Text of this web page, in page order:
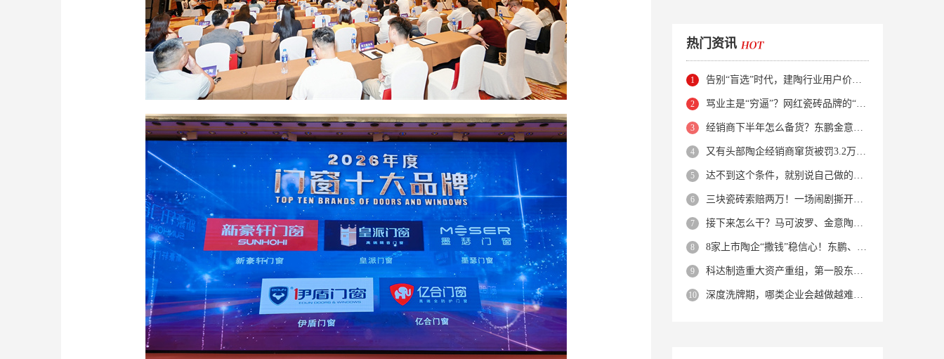
热门资讯
告别“盲选”时代，建陶行业用户价值正在被改写！
骂业主是“穷逼”？网红瓷砖品牌的“真实面目”被揭开了！
经销商下半年怎么备货？东鹏金意陶马可波罗等10大品牌集体亮剑
又有头部陶企经销商窜货被罚3.2万！品牌区域保护岌岌可危？
达不到这个条件，就别说自己做的是质感砖！
三块瓷砖索赔两万！一场闹剧撕开了装修“碰瓷”的遮羞布
接下来怎么干？马可波罗、金意陶、蒙娜丽莎、箭牌、欧神诺、宏宇…
8家上市陶企“撒钱”稳信心！东鹏、蒙娜丽莎等启动回购增持
科达制造重大资产重组，第一股东易主！
深度洗牌期，哪类企业会越做越难？哪类企业能逆势突围？